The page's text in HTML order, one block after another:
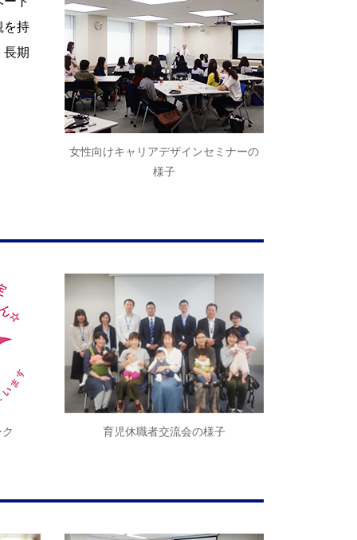
女性向けキャリアデザインセミナーの
様子
を持
期
育児休職者交流会の様子